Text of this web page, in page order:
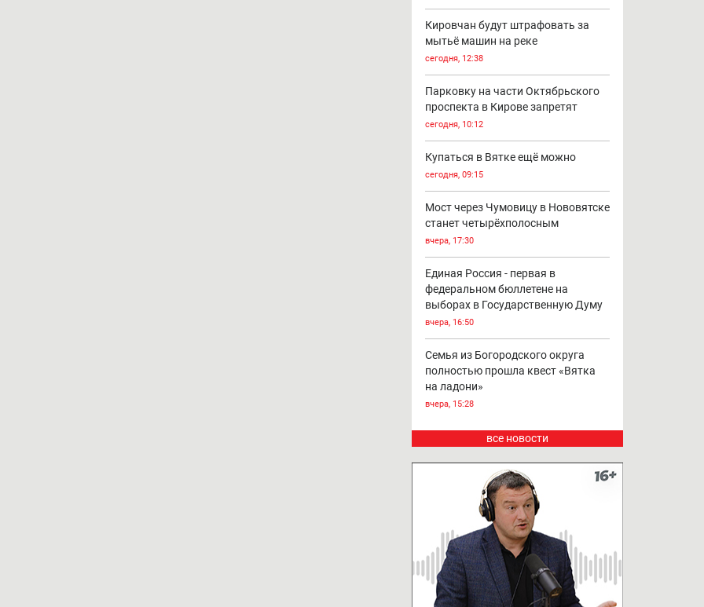
Кировчан будут штрафовать за
мытьё машин на реке
сегодня, 12:38
Парковку на части Октябрьского
проспекта в Кирове запретят
сегодня, 10:12
Купаться в Вятке ещё можно
сегодня, 09:15
Мост через Чумовицу в Нововятске
станет четырёхполосным
вчера, 17:30
Единая Россия - первая в
федеральном бюллетене на
выборах в Государственную Думу
вчера, 16:50
Семья из Богородского округа
полностью прошла квест «Вятка
на ладони»
вчера, 15:28
все новости